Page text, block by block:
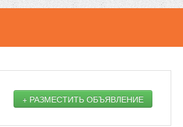
+ РАЗМЕСТИТЬ ОБЪЯВЛЕНИЕ